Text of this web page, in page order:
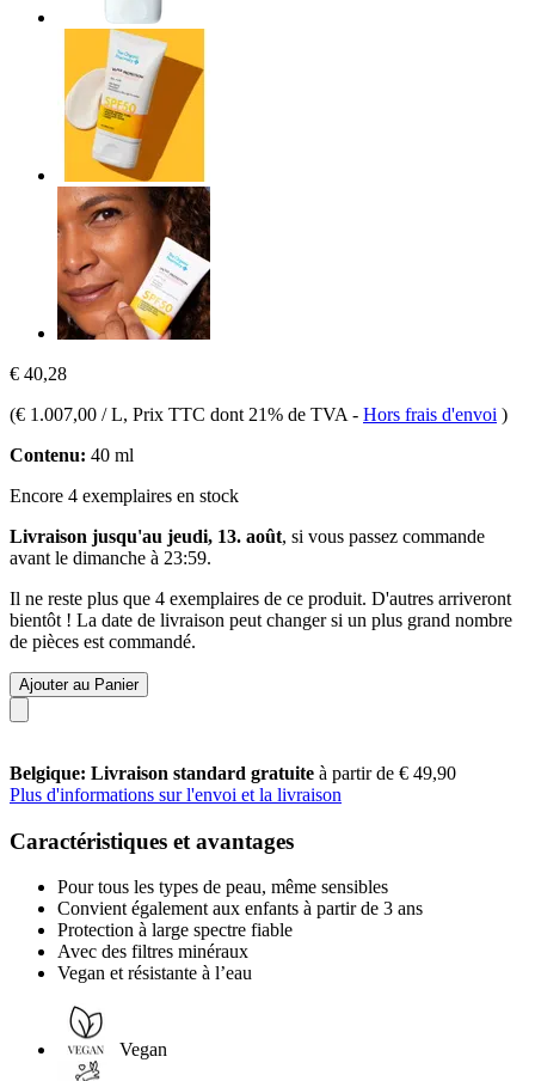
€ 40,28
(€ 1.007,00 / L, Prix TTC dont 21% de TVA - Hors frais d'envoi )
Contenu: 40 ml
Encore 4 exemplaires en stock
Livraison jusqu'au jeudi, 13. août, si vous passez commande
avant le dimanche à 23:59.
Il ne reste plus que 4 exemplaires de ce produit. D'autres arriveront
bientôt ! La date de livraison peut changer si un plus grand nombre
de pièces est commandé.
Ajouter au Panier
Belgique: Livraison standard gratuite à partir de € 49,90
Plus d'informations sur l'envoi et la livraison
Caractéristiques et avantages
Pour tous les types de peau, même sensibles
Convient également aux enfants à partir de 3 ans
Protection à large spectre fiable
Avec des filtres minéraux
Vegan et résistante à l’eau
Vegan